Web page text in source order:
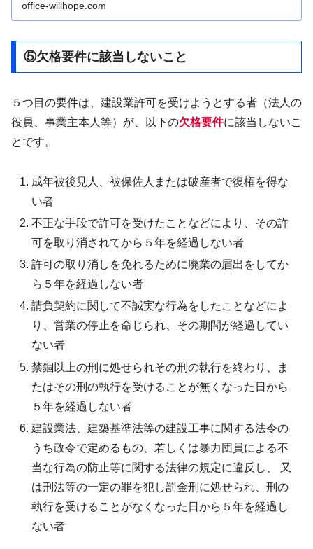
office-willhope.com
⑤欠格要件に該当しないこと
５つ目の要件は、建設業許可を受けようとする者（法人の
役員、事業主本人等）が、以下の欠格要件に該当しないこ
とです。
成年被後見人、被保佐人または破産者で復権を得な
い者
不正な手段で許可を受けたことなどにより、その許
可を取り消されてから５年を経過しない者
許可の取り消しを免れるために廃業の届出をしてか
ら５年を経過しない者
請負契約に関して不誠実な行為をしたことなどによ
り、営業の停止を命じられ、その期間が経過してい
ない者
禁錮以上の刑に処せられその刑の執行を終わり、ま
たはその刑の執行を受けることが無くなった日から
５年を経過しない者
建設業法、建築基準法等の建設工事に関する法令の
うち政令で定めるもの、若しくは暴力団員による不
当な行為の防止等に関する法律の規定に違反し、 又
は刑法等の一定の罪を犯し罰金刑に処せられ、刑の
執行を受けることがなくなった日から５年を経過し
ない者